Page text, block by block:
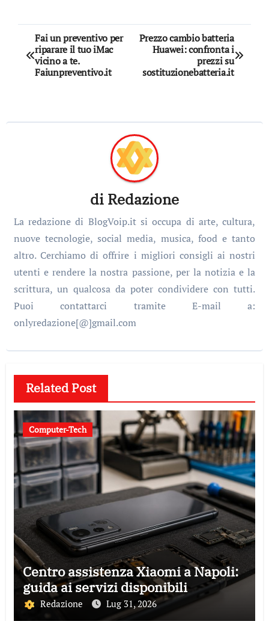
Navigazione
articoli
Fai un preventivo per
riparare il tuo iMac
vicino a te.
Faiunpreventivo.it
Prezzo cambio batteria
Huawei: confronta i
prezzi su
sostituzionebatteria.it
di Redazione
La redazione di BlogVoip.it si occupa di arte, cultura,
nuove tecnologie, social media, musica, food e tanto
altro. Cerchiamo di offrire i migliori consigli ai nostri
utenti e rendere la nostra passione, per la notizia e la
scrittura, un qualcosa da poter condividere con tutti.
Puoi contattarci tramite E-mail a:
onlyredazione[@]gmail.com
Related Post
Computer-Tech
Centro assistenza Xiaomi a Napoli:
guida ai servizi disponibili
Redazione Lug 31, 2026